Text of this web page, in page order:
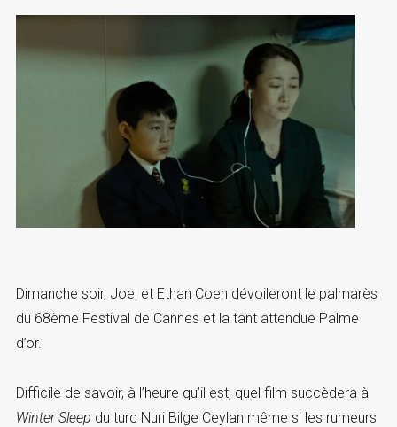
Dimanche soir, Joel et Ethan Coen dévoileront le palmarès
du 68ème Festival de Cannes et la tant attendue Palme
d’or.
Difficile de savoir, à l’heure qu’il est, quel film succèdera à
Winter Sleep du turc Nuri Bilge Ceylan même si les rumeurs